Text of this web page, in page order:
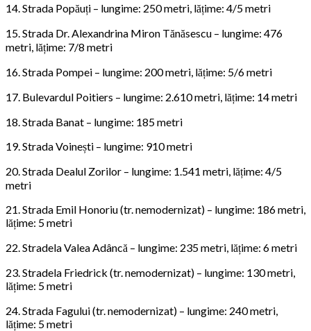
14. Strada Popăuți – lungime: 250 metri, lățime: 4/5 metri
15. Strada Dr. Alexandrina Miron Tănăsescu – lungime: 476
metri, lățime: 7/8 metri
16. Strada Pompei – lungime: 200 metri, lățime: 5/6 metri
17. Bulevardul Poitiers – lungime: 2.610 metri, lățime: 14 metri
18. Strada Banat – lungime: 185 metri
19. Strada Voinești – lungime: 910 metri
20. Strada Dealul Zorilor – lungime: 1.541 metri, lățime: 4/5
metri
21. Strada Emil Honoriu (tr. nemodernizat) – lungime: 186 metri,
lățime: 5 metri
22. Stradela Valea Adâncă – lungime: 235 metri, lățime: 6 metri
23. Stradela Friedrick (tr. nemodernizat) – lungime: 130 metri,
lățime: 5 metri
24. Strada Fagului (tr. nemodernizat) – lungime: 240 metri,
lățime: 5 metri